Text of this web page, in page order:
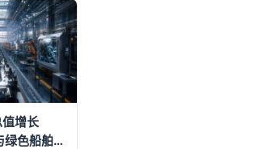
值增长
色船舶成